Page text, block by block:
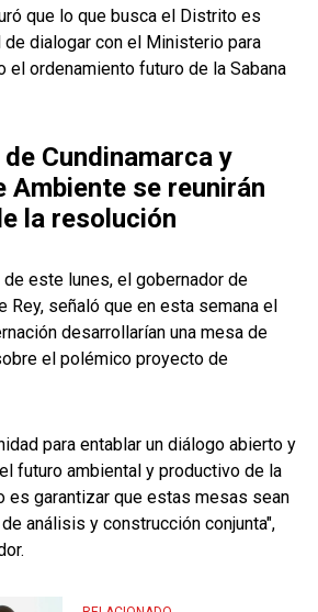
que lo que busca el Distrito es
dialogar con el Ministerio para
el ordenamiento futuro de la Sabana
Cundinamarca y
Ambiente se reunirán
la resolución
de este lunes, el gobernador de
Rey, señaló que en esta semana el
desarrollarían una mesa de
el polémico proyecto de
para entablar un diálogo abierto y
futuro ambiental y productivo de la
es garantizar que estas mesas sean
análisis y construcción conjunta",